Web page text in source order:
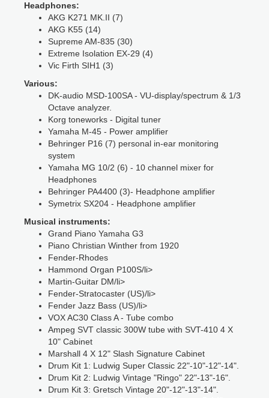
Headphones:
AKG K271 MK.II (7)
AKG K55 (14)
Supreme AM-835 (30)
Extreme Isolation EX-29 (4)
Vic Firth SIH1 (3)
Various:
DK-audio MSD-100SA - VU-display/spectrum & 1/3
Octave analyzer.
Korg toneworks - Digital tuner
Yamaha M-45 - Power amplifier
Behringer P16 (7) personal in-ear monitoring
system
Yamaha MG 10/2 (6) - 10 channel mixer for
Headphones
Behringer PA4400 (3)- Headphone amplifier
Symetrix SX204 - Headphone amplifier
Musical instruments:
Grand Piano Yamaha G3
Piano Christian Winther from 1920
Fender-Rhodes
Hammond Organ P100S/li>
Martin-Guitar DM/li>
Fender-Stratocaster (US)/li>
Fender Jazz Bass (US)/li>
VOX AC30 Class A - Tube combo
Ampeg SVT classic 300W tube with SVT-410 4 X
10" Cabinet
Marshall 4 X 12" Slash Signature Cabinet
Drum Kit 1: Ludwig Super Classic 22"-10"-12"-14".
Drum Kit 2: Ludwig Vintage "Ringo" 22"-13"-16".
Drum Kit 3: Gretsch Vintage 20"-12"-13"-14".